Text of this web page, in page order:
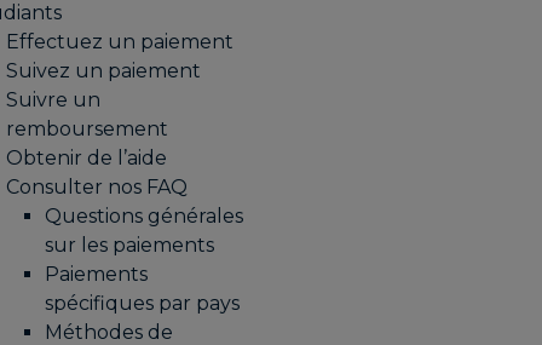
Effectuez un paiement
Suivez un paiement
Suivre un
remboursement
Obtenir de l’aide
Consulter nos FAQ
Questions générales
sur les paiements
Paiements
spécifiques par pays
Méthodes de